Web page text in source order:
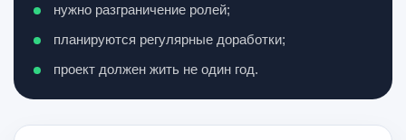
нужно разграничение ролей;
планируются регулярные доработки;
проект должен жить не один год.